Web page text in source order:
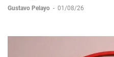
Gustavo Pelayo - 01/08/26